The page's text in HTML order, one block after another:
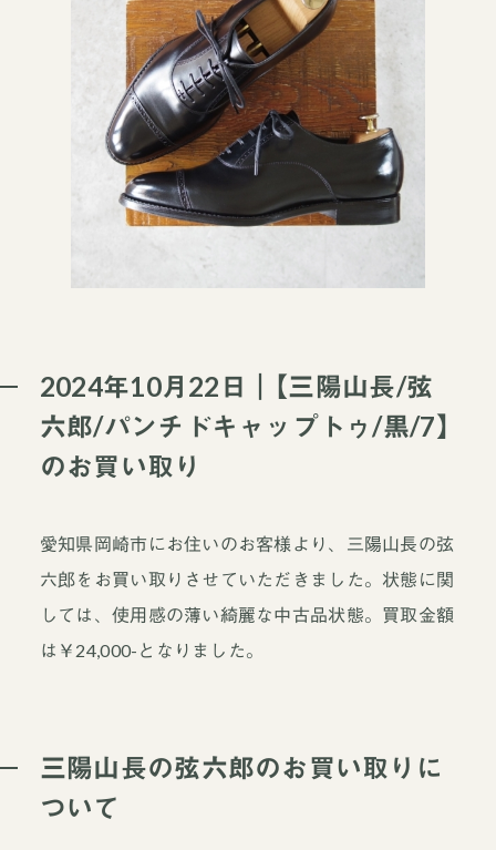
2024年10月22日｜【三陽山長/弦
六郎/パンチドキャップトゥ/黒/7】
のお買い取り
愛知県岡崎市にお住いのお客様より、三陽山長の弦
六郎をお買い取りさせていただきました。状態に関
しては、使用感の薄い綺麗な中古品状態。買取金額
は￥24,000-となりました。
三陽山長の弦六郎のお買い取りに
ついて